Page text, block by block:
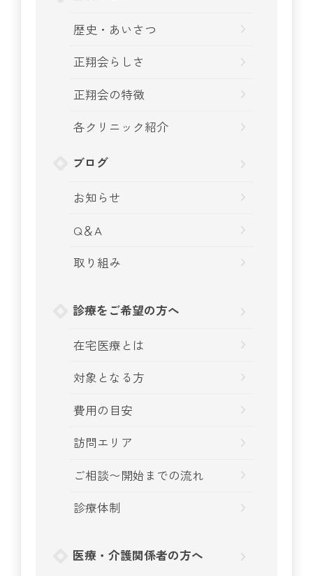
歴史・あいさつ
正翔会らしさ
正翔会の特徴
各クリニック紹介
ブログ
お知らせ
Q＆A
取り組み
診療をご希望の方へ
在宅医療とは
対象となる方
費用の目安
訪問エリア
ご相談〜開始までの流れ
診療体制
医療・介護関係者の方へ